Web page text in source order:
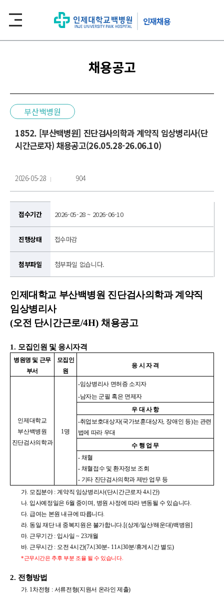
인재채용
채용공고
부산백병원
1852. [부산백병원] 진단검사의학과 계약직 임상병리사(단
시간근로자) 채용공고(26.05.28-26.06.10)
2026-05-28 904
접수기간 2026-05-28 ~ 2026-06-10
진행상태 접수마감
첨부파일 첨부파일 없습니다.
인제대학교 부산백병원 진단검사의학과 계약직
임상병리사
(오전 단시간근로/4H) 채용공고
1. 모집인원 및 응시자격
병원명 및 근무
부서
모집인
원
응 시 자 격
인제대학교
부산백병원
진단검사의학과
1명
-임상병리사 면허증 소지자
-남자는 군필 혹은 면제자
우 대 사 항
-취업보호대상자(국가보훈대상자, 장애인 등)는 관련
법에 따라 우대
수 행 업 무
- 채혈
- 채혈접수 및 환자정보 조회
- 기타 진단검사의학과 제반 업무 등
가. 모집분야 :계약직 임상병리사(단시간근로자4시간)
나. 입사예정일은 6월 중이며, 병원 사정에 따라 변동될 수 있습니다.
다. 급여는 본원 내규에 따릅니다.
라. 동일 재단 내 중복지원은 불가합니다.[(상계/일산/해운대)백병원]
마. 근무기간 : 입사일 ~ 23개월
바. 근무시간 : 오전4시간(7시 30분- 11시30분/휴게시간 별도)
*근무시간은 추후 부분 조율 될 수 있습니다.
2. 전형방법
가. 1차전형 : 서류전형(지원서 온라인 제출)